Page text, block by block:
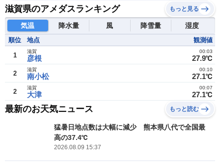
滋賀県のアメダスランキング もっと見る
気温 降水量 風 降雪量 湿度
順位 地点 観測値
1 彦根
滋賀
27.9℃
00:03
2 南小松
滋賀
27.1℃
00:10
2 大津
滋賀
27.1℃
00:07
最新のお天気ニュース もっと読む
猛暑日地点数は大幅に減少 熊本県八代で全国最
高の37.4℃
2026.08.09 15:37